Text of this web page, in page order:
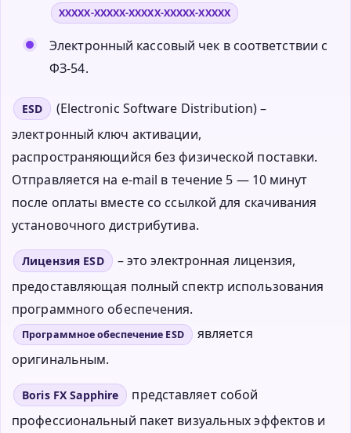
XXXXX-XXXXX-XXXXX-XXXXX-XXXXX
Электронный кассовый чек в соответствии с
ФЗ-54.
ESD
(Electronic Software Distribution) –
электронный ключ активации,
распространяющийся без физической поставки.
Отправляется на e-mail в течение 5 — 10 минут
после оплаты вместе со ссылкой для скачивания
установочного дистрибутива.
Лицензия ESD
– это электронная лицензия,
предоставляющая полный спектр использования
программного обеспечения.
Программное обеспечение ESD
является
оригинальным.
Boris FX Sapphire
представляет собой
профессиональный пакет визуальных эффектов и